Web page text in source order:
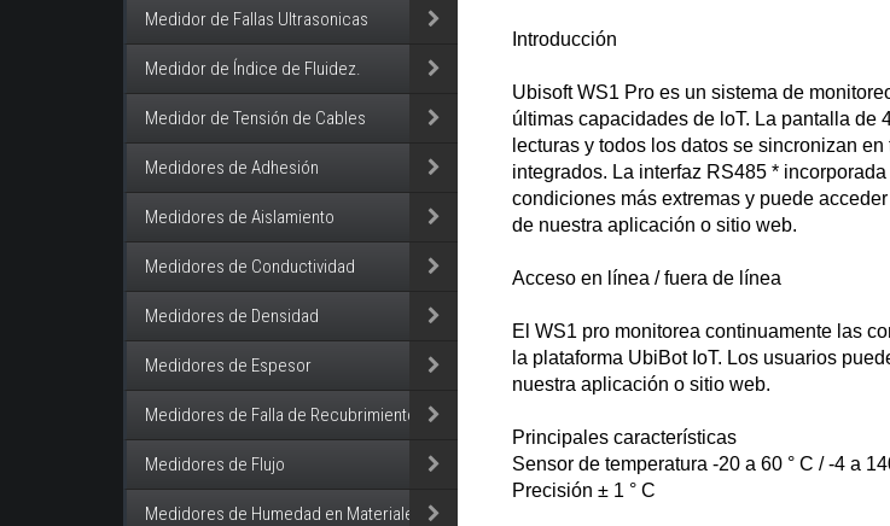
Medidor de Fallas Ultrasonicas
Medidor de Índice de Fluidez.
Medidor de Tensión de Cables
Medidores de Adhesión
Medidores de Aislamiento
Medidores de Conductividad
Medidores de Densidad
Medidores de Espesor
Medidores de Falla de Recubrimiento
Medidores de Flujo
Medidores de Humedad en Materiales
Introducción
Ubisoft WS1 Pro es un sistema de
últimas capacidades de loT. La pantalla de
lecturas y todos los datos se sincronizan
integrados. La interfaz RS485 *
condiciones más extremas y puede
de nuestra aplicación o sitio web.
Acceso en línea / fuera de línea
El WS1 pro monitorea continuamente las
la plataforma UbiBot IoT. Los usuarios
nuestra aplicación o sitio web.
Principales características
Sensor de temperatura -20 a 60 ° C / -4 a
Precisión ± 1 ° C